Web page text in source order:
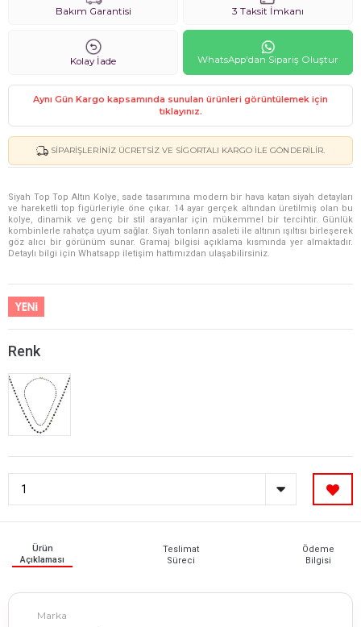
Bakım Garantisi 3 Taksit İmkanı
Kolay İade WhatsApp'dan Sipariş Oluştur
Aynı Gün Kargo kapsamında sunulan ürünleri görüntülemek için
tıklayınız.
SIPARIŞLERINIZ ÜCRETSIZ VE SIGORTALI KARGO ILE GÖNDERILIR.
Siyah Top Top Altın Kolye, sade tasarımına modern bir hava katan siyah detayları
ve hareketli top figürleriyle öne çıkar. 14 ayar gerçek altından üretilmiş olan bu
kolye, dinamik ve genç bir stil arayanlar için mükemmel bir tercihtir. Günlük
kombinlerle rahatça uyum sağlar. Siyah tonların asaleti ile altının ışıltısı birleşerek
göz alıcı bir görünüm sunar. Gramaj bilgisi açıklama kısmında yer almaktadır.
Detaylı bilgi için Whatsapp iletişim hattımızdan ulaşabilirsiniz.
Renk
Ürün
Açıklaması
Teslimat
Süreci
Ödeme
Bilgisi
Marka